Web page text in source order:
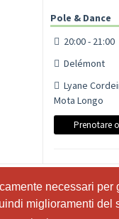
necessari
miglioramenti
necessari
miglioramenti
Pole & Dance
20:00 - 21:00
Delémont
Lyane
Mota Longo
Prenotare